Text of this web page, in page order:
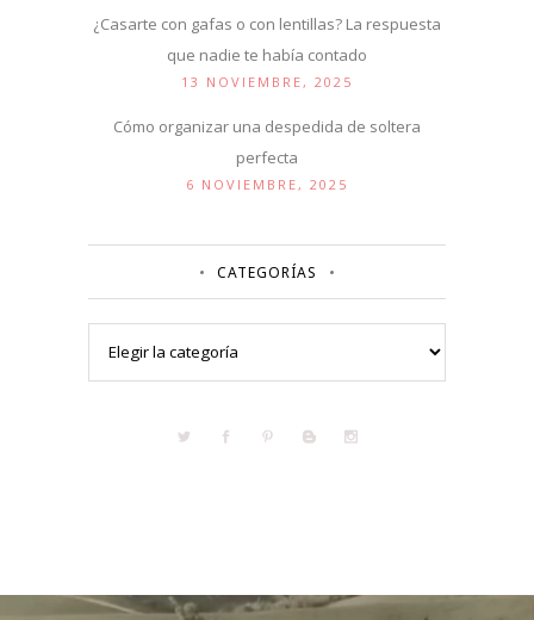
¿Casarte con gafas o con lentillas? La respuesta
que nadie te había contado
13 NOVIEMBRE, 2025
Cómo organizar una despedida de soltera
perfecta
6 NOVIEMBRE, 2025
CATEGORÍAS